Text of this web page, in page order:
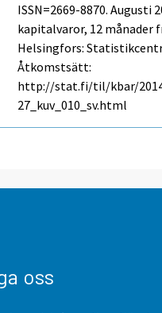
ISSN=2669-8870.Augusti
kapitalvaror, 12 månader
Helsingfors:
Åtkomstsätt:
http://stat.fi/til/kbar/
27_kuv_010_sv.html
oss